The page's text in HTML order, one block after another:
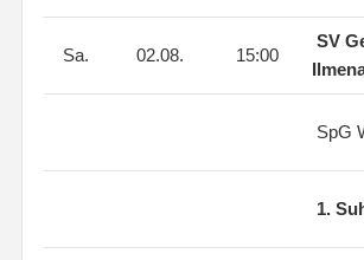
Sa. 02.08. 15:00
SV
SpG
1.